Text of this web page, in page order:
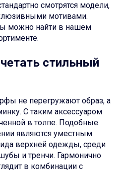
смотрятся модели,
мотивами.
можно найти в нашем
стильный
не перегружают образ, а
С таким аксессуаром
в толпе. Подобные
являются уместным
верхней одежды, среди
и тренчи. Гармонично
в комбинации с